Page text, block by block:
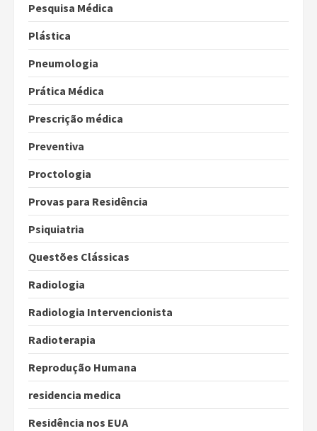
Pesquisa Médica
Plástica
Pneumologia
Prática Médica
Prescrição médica
Preventiva
Proctologia
Provas para Residência
Psiquiatria
Questões Clássicas
Radiologia
Radiologia Intervencionista
Radioterapia
Reprodução Humana
residencia medica
Residência nos EUA